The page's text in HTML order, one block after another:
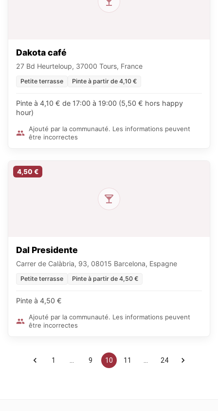
Dakota café
27 Bd Heurteloup, 37000 Tours, France
Petite terrasse Pinte à partir de 4,10 €
Pinte à 4,10 € de 17:00 à 19:00 (5,50 € hors happy
hour)
Ajouté par la communauté. Les informations peuvent
être incorrectes
4,50 €
Dal Presidente
Carrer de Calàbria, 93, 08015 Barcelona, Espagne
Petite terrasse Pinte à partir de 4,50 €
Pinte à 4,50 €
Ajouté par la communauté. Les informations peuvent
être incorrectes
1 9 10 11 24